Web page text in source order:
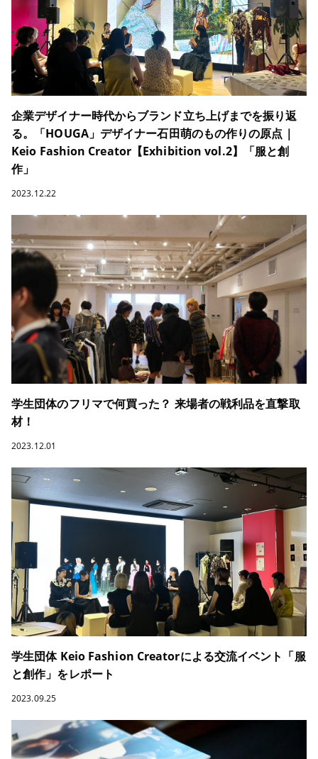
企業デザイナー時代からブランド立ち上げまでを振り返
る。「HOUGA」デザイナー石田萌のもの作りの原点｜
Keio Fashion Creator【Exhibition vol.2】「服と創
作」
2023.12.22
学生団体のフリマで何買った？ 来場者の戦利品を直撃取
材！
2023.12.01
学生団体 Keio Fashion Creatorによる交流イベント「服
と創作」をレポート
2023.09.25